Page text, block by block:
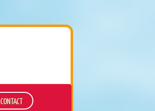
CONTACT